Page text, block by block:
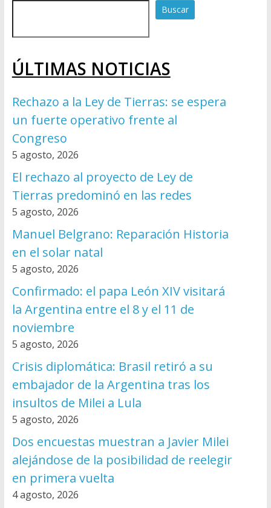
Buscar
ÚLTIMAS NOTICIAS
Rechazo a la Ley de Tierras: se espera
un fuerte operativo frente al
Congreso
5 agosto, 2026
El rechazo al proyecto de Ley de
Tierras predominó en las redes
5 agosto, 2026
Manuel Belgrano: Reparación Historia
en el solar natal
5 agosto, 2026
Confirmado: el papa León XIV visitará
la Argentina entre el 8 y el 11 de
noviembre
5 agosto, 2026
Crisis diplomática: Brasil retiró a su
embajador de la Argentina tras los
insultos de Milei a Lula
5 agosto, 2026
Dos encuestas muestran a Javier Milei
alejándose de la posibilidad de reelegir
en primera vuelta
4 agosto, 2026